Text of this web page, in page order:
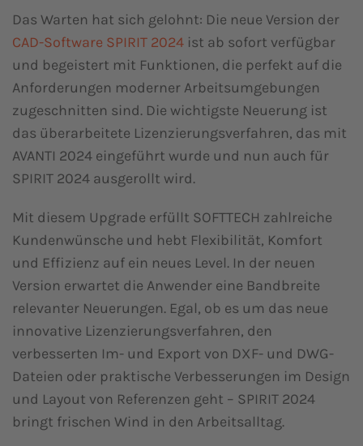
Das Warten hat sich gelohnt: Die neue Version der
CAD-Software SPIRIT 2024 ist ab sofort verfügbar
und begeistert mit Funktionen, die perfekt auf die
Anforderungen moderner Arbeitsumgebungen
zugeschnitten sind. Die wichtigste Neuerung ist
das überarbeitete Lizenzierungsverfahren, das mit
AVANTI 2024 eingeführt wurde und nun auch für
SPIRIT 2024 ausgerollt wird.
Mit diesem Upgrade erfüllt SOFTTECH zahlreiche
Kundenwünsche und hebt Flexibilität, Komfort
und Effizienz auf ein neues Level. In der neuen
Version erwartet die Anwender eine Bandbreite
relevanter Neuerungen. Egal, ob es um das neue
innovative Lizenzierungsverfahren, den
verbesserten Im- und Export von DXF- und DWG-
Dateien oder praktische Verbesserungen im Design
und Layout von Referenzen geht – SPIRIT 2024
bringt frischen Wind in den Arbeitsalltag.